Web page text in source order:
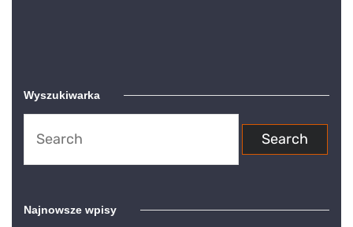
Wyszukiwarka
Najnowsze wpisy